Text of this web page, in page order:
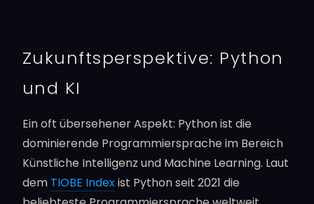
Zukunftsperspektive: Python
und KI
Ein oft übersehener Aspekt: Python ist die
dominierende Programmiersprache im Bereich
Künstliche Intelligenz und Machine Learning. Laut
dem TIOBE Indexist Python seit 2021 die